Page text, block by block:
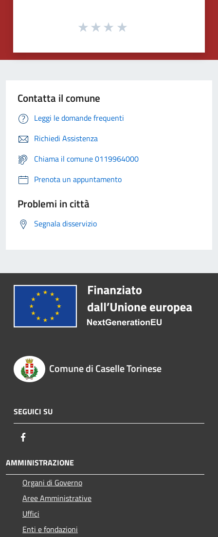
Contatta il comune
Leggi le domande frequenti
Richiedi Assistenza
Chiama il comune 0119964000
Prenota un appuntamento
Problemi in città
Segnala disservizio
Comune di Caselle Torinese
SEGUICI SU
AMMINISTRAZIONE
Organi di Governo
Aree Amministrative
Uffici
Enti e fondazioni